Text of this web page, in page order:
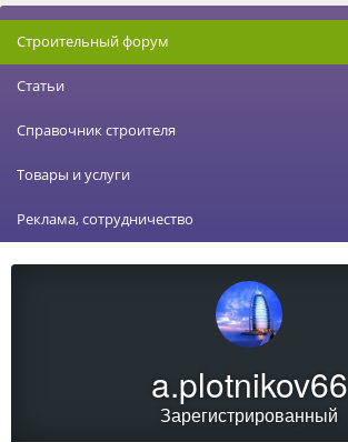
Строительный форум
Статьи
Справочник строителя
Товары и услуги
Реклама, сотрудничество
a.plotnikov66
Зарегистрированный